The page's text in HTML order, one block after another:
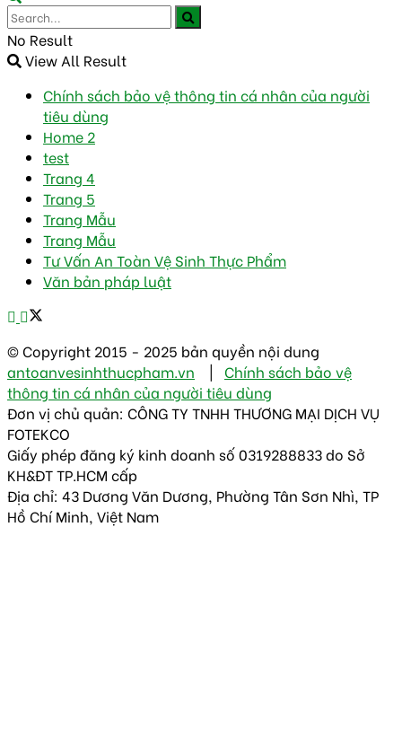
No Result
View All Result
Chính sách bảo vệ thông tin cá nhân của người
tiêu dùng
Home 2
test
Trang 4
Trang 5
Trang Mẫu
Trang Mẫu
Tư Vấn An Toàn Vệ Sinh Thực Phẩm
Văn bản pháp luật
© Copyright 2015 - 2025 bản quyền nội dung
antoanvesinhthucpham.vn | Chính sách bảo vệ
thông tin cá nhân của người tiêu dùng
Đơn vị chủ quản: CÔNG TY TNHH THƯƠNG MẠI DỊCH VỤ
FOTEKCO
Giấy phép đăng ký kinh doanh số 0319288833 do Sở
KH&ĐT TP.HCM cấp
Địa chỉ: 43 Dương Văn Dương, Phường Tân Sơn Nhì, TP
Hồ Chí Minh, Việt Nam